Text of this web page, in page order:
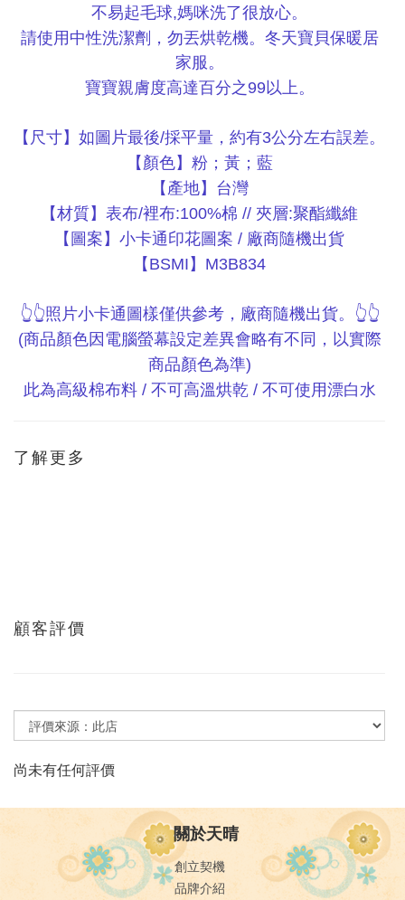
不易起毛球,媽咪洗了很放心。
請使用中性洗潔劑，勿丟烘乾機。冬天寶貝保暖居
家服。
寶寶親膚度高達百分之 99以上。
【尺寸】如圖片最後/採平量，約有3公分左右誤差。
【顏色】粉；黃；藍
【產地】台灣
【材質】表布/裡布:100%棉 // 夾層:聚酯纖維
【圖案】小卡通印花圖案 / 廠商隨機出貨
【BSMI】 M3B834
👆👆照片小卡通圖樣僅供參考，廠商隨機出貨。
👆👆
(商品顏色因電腦螢幕設定差異會略有不同，以實際
商品顏色為準)
此為高級棉布料/ 不可高溫烘乾/ 不可使用漂白水
了解更多
顧客評價
尚未有任何評價
關於天晴
創立契機
品牌介紹